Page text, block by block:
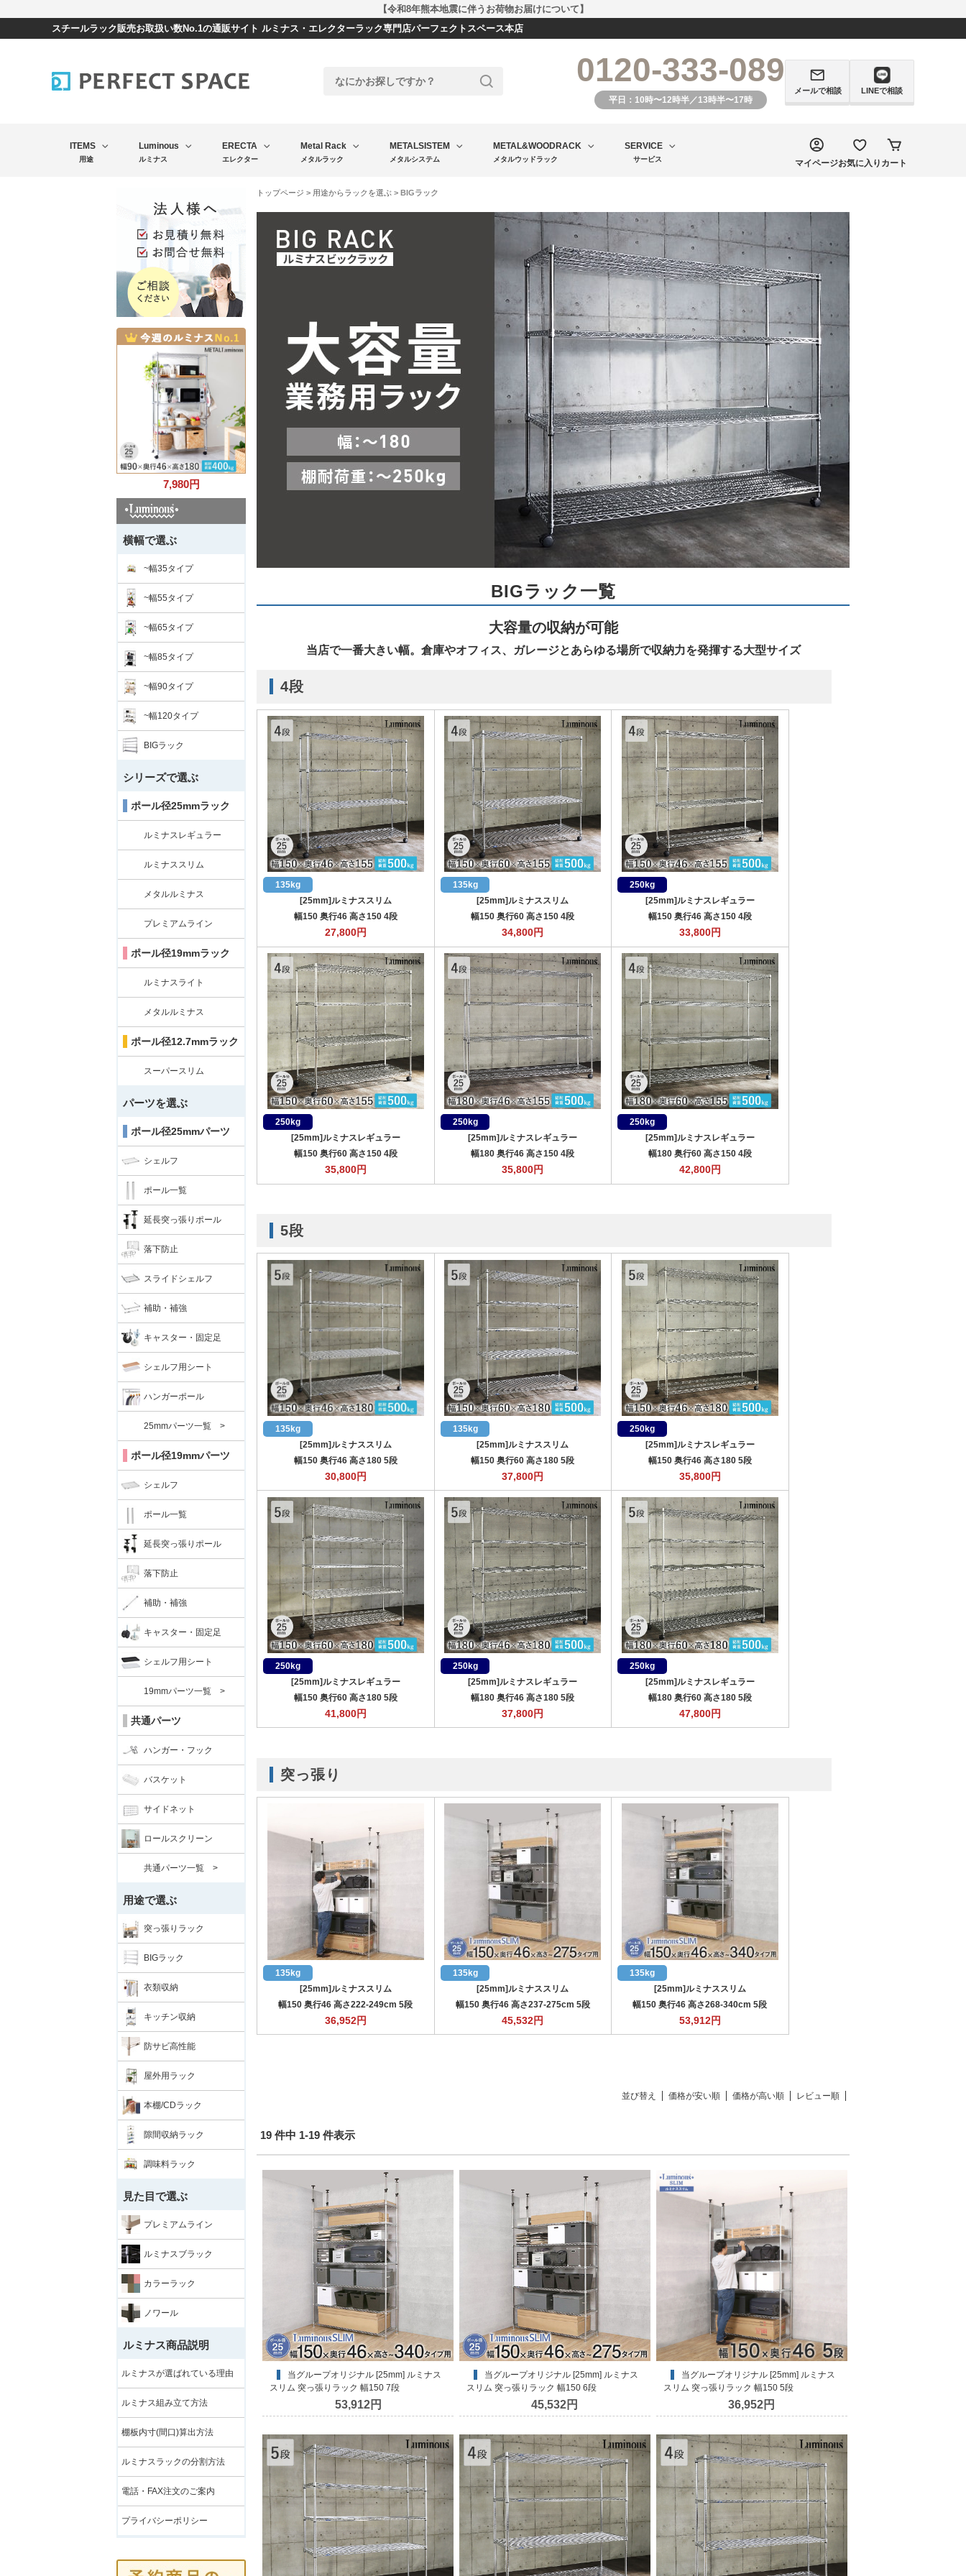
【令和8年熊本地震に伴うお荷物お届けについて】
スチールラック販売お取扱い数No.1の通販サイト ルミナス・エレクターラック専門店パーフェクトスペース本店
0120-333-089
平日：10時〜12時半／13時半〜17時
メールで相談 LINEで相談
ITEMS
用途
Luminous
ルミナス
ERECTA
エレクター
Metal Rack
メタルラック
METALSISTEM
メタルシステム
METAL&WOODRACK
メタルウッドラック
SERVICE
サービス マイページお気に入り カート
7,980円
横幅で選ぶ
~幅35タイプ
~幅55タイプ
~幅65タイプ
~幅85タイプ
~幅90タイプ
~幅120タイプ
BIGラック
シリーズで選ぶ
ポール径25mmラック
ルミナスレギュラー
ルミナススリム
メタルルミナス
プレミアムライン
ポール径19mmラック
ルミナスライト
メタルルミナス
ポール径12.7mmラック
スーパースリム
パーツを選ぶ
ポール径25mmパーツ
シェルフ
ポール一覧
延長突っ張りポール
落下防止
スライドシェルフ
補助・補強
キャスター・固定足
シェルフ用シート
ハンガーポール
25mmパーツ一覧 >
ポール径19mmパーツ
シェルフ
ポール一覧
延長突っ張りポール
落下防止
補助・補強
キャスター・固定足
シェルフ用シート
19mmパーツ一覧 >
共通パーツ
ハンガー・フック
バスケット
サイドネット
ロールスクリーン
共通パーツ一覧 >
用途で選ぶ
突っ張りラック
BIGラック
衣類収納
キッチン収納
防サビ高性能
屋外用ラック
本棚/CDラック
隙間収納ラック
調味料ラック
見た目で選ぶ
プレミアムライン
ルミナスブラック
カラーラック
ノワール
ルミナス商品説明
ルミナスが選ばれている理由
ルミナス組み立て方法
棚板内寸(間口)算出方法
ルミナスラックの分割方法
電話・FAX注文のご案内
プライバシーポリシー
トップページ > 用途からラックを選ぶ > BIGラック
BIGラック一覧
大容量の収納が可能
当店で一番大きい幅。倉庫やオフィス、ガレージとあらゆる場所で収納力を発揮する大型サイズ
4段
135kg
[25mm]ルミナススリム
幅150 奥行46 高さ150 4段
27,800円
135kg
[25mm]ルミナススリム
幅150 奥行60 高さ150 4段
34,800円
250kg
[25mm]ルミナスレギュラー
幅150 奥行46 高さ150 4段
33,800円
250kg
[25mm]ルミナスレギュラー
幅150 奥行60 高さ150 4段
35,800円
250kg
[25mm]ルミナスレギュラー
幅180 奥行46 高さ150 4段
35,800円
250kg
[25mm]ルミナスレギュラー
幅180 奥行60 高さ150 4段
42,800円
5段
135kg
[25mm]ルミナススリム
幅150 奥行46 高さ180 5段
30,800円
135kg
[25mm]ルミナススリム
幅150 奥行60 高さ180 5段
37,800円
250kg
[25mm]ルミナスレギュラー
幅150 奥行46 高さ180 5段
35,800円
250kg
[25mm]ルミナスレギュラー
幅150 奥行60 高さ180 5段
41,800円
250kg
[25mm]ルミナスレギュラー
幅180 奥行46 高さ180 5段
37,800円
250kg
[25mm]ルミナスレギュラー
幅180 奥行60 高さ180 5段
47,800円
突っ張り
135kg
[25mm]ルミナススリム
幅150 奥行46 高さ222-249cm 5段
36,952円
135kg
[25mm]ルミナススリム
幅150 奥行46 高さ237-275cm 5段
45,532円
135kg
[25mm]ルミナススリム
幅150 奥行46 高さ268-340cm 5段
53,912円
並び替え 価格が安い順 価格が高い順 レビュー順
19 件中 1-19 件表示
当グループオリジナル [25mm] ルミナス
スリム 突っ張りラック 幅150 7段
53,912円
当グループオリジナル [25mm] ルミナス
スリム 突っ張りラック 幅150 6段
45,532円
当グループオリジナル [25mm] ルミナス
スリム 突っ張りラック 幅150 5段
36,952円